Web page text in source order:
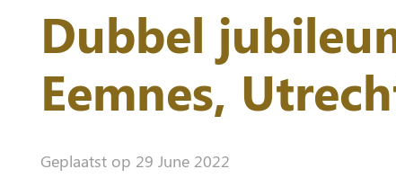
Dubbel
Eemnes,
Geplaatst op 29 June 2022